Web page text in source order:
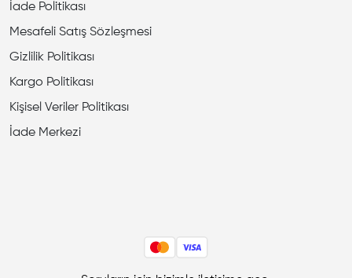
İade Politikası
Mesafeli Satış Sözleşmesi
Gizlilik Politikası
Kargo Politikası
Kişisel Veriler Politikası
İade Merkezi